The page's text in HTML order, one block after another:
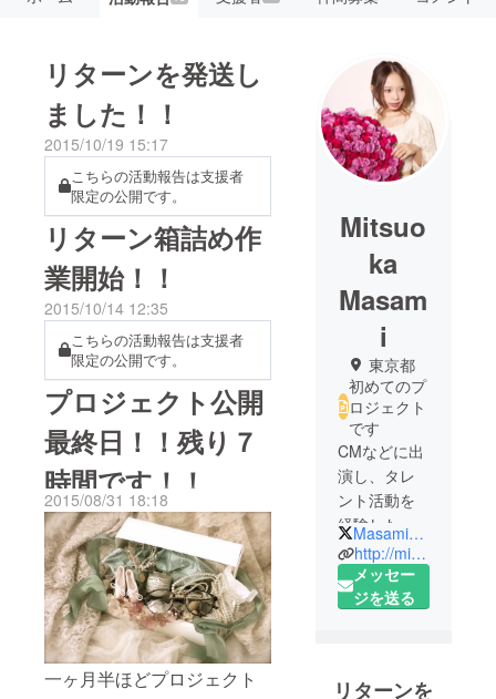
リターンを発送し
ました！！
2015/10/19 15:17
こちらの活動報告は支援者
限定の公開です。
リターン箱詰め作
業開始！！
2015/10/14 12:35
こちらの活動報告は支援者
限定の公開です。
プロジェクト公開
最終日！！残り７
時間です！！
2015/08/31 18:18
一ヶ月半ほどプロジェクト
Mitsuo
ka
Masam
i
東京都
初めてのプ
ロジェクト
です
CMなどに出
演し、タレ
ント活動を
経験した
後、2007年
11月1st
Single「Han
音楽活動を
Masami_Mitsuoka
http://mitsuokamasami.net
メッセー
ジを送る
リターンを